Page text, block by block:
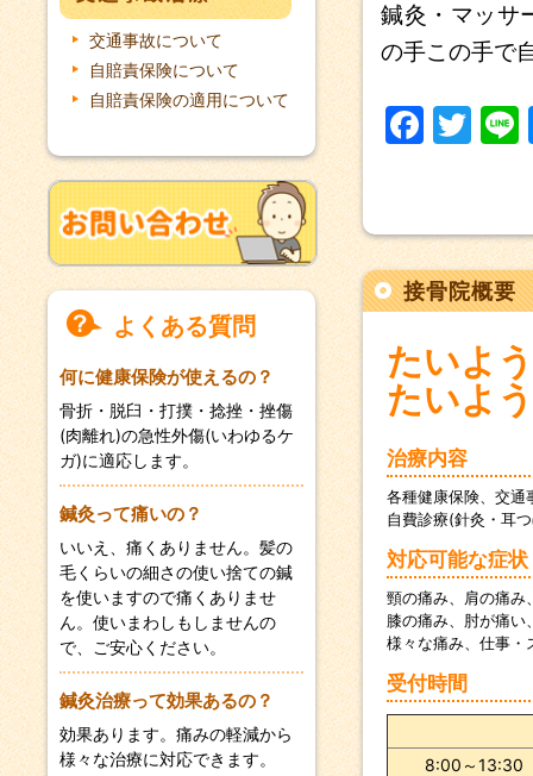
交通事故について
自賠責保険について
自賠責保険の適用について
よくある質問
何に健康保険が使えるの？
骨折・脱臼・打撲・捻挫・挫傷
(肉離れ)の急性外傷(いわゆるケ
ガ)に適応します。
鍼灸って痛いの？
いいえ、痛くありません。髪の
毛くらいの細さの使い捨ての鍼
を使いますので痛くありませ
ん。使いまわしもしませんの
で、ご安心ください。
鍼灸治療って効果あるの？
効果あります。痛みの軽減から
様々な治療に対応できます。
鍼灸・マッサ
の手この手で
F
e
b
o
o
k
T
er
接骨院概要
たいよ
たいよ
治療内容
各種健康保険、交通
自費診療(針灸・耳
対応可能な症状
頸の痛み、肩の痛み
膝の痛み、肘が痛い
様々な痛み、仕事・
受付時間
8:00～13:30